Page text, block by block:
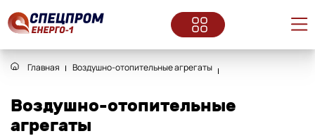
Главная Воздушно-отопительные агрегаты
Воздушно-отопительные
агрегаты